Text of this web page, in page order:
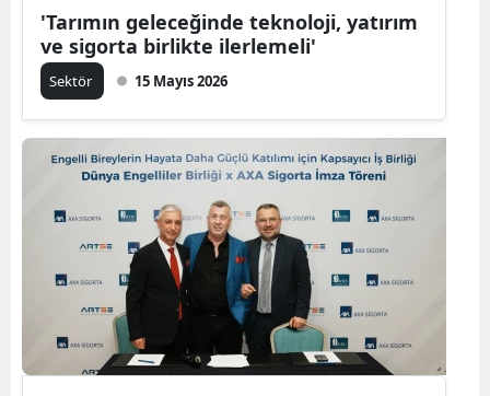
'Tarımın geleceğinde teknoloji, yatırım
ve sigorta birlikte ilerlemeli'
Sektör 15 Mayıs 2026